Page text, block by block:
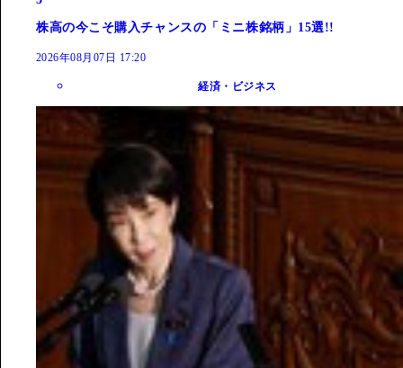
株高の今こそ購入チャンスの「ミニ株銘柄」15選!!
2026年08月07日 17:20
経済・ビジネス